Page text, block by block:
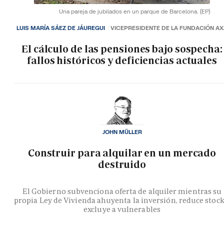
Una pareja de jubilados en un parque de Barcelona. (EP)
El cálculo de las pensiones bajo sospecha:
fallos históricos y deficiencias actuales
LUIS MARÍA SÁEZ DE JÁUREGUI VICEPRESIDENTE DE LA FUNDACIÓN
Construir para alquilar en un mercado
destruido
El Gobierno subvenciona oferta de alquiler mientras su
propia Ley de Vivienda ahuyenta la inversión, reduce
excluye a vulnerables
JOHN MÜLLER